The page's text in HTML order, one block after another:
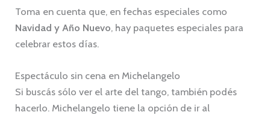
Toma en cuenta que, en fechas especiales como
Navidad y Año Nuevo, hay paquetes especiales para
celebrar estos días.
Espectáculo sin cena en Michelangelo
Si buscás sólo ver el arte del tango, también podés
hacerlo. Michelangelo tiene la opción de ir al